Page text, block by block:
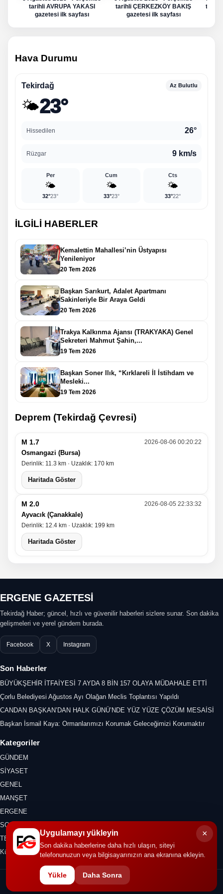
tarihli AVRUPA YAKASI
gazetesi ilk sayfası
tarihli ÇERKEZKÖY BAKIŞ
gazetesi ilk sayfası
tarihli
Hava Durumu
Tekirdağ Az Bulutlu
🌤️23°
Hissedilen 26°
Rüzgar 9 km/s
Per
🌤️
32°23°
Cum
🌤️
33°23°
Cts
🌤️
33°22°
İLGİLİ HABERLER
Kemalettin Mahallesi’nin Üstyapısı
Yenileniyor
20 Tem 2026
Başkan Sarıkurt, Adalet Apartmanı
Sakinleriyle Bir Araya Geldi
20 Tem 2026
Trakya Kalkınma Ajansı (TRAKYAKA) Genel
Sekreteri Mahmut Şahin,...
19 Tem 2026
Başkan Soner Ilık, “Kırklareli İl İstihdam ve
Mesleki...
19 Tem 2026
Deprem (Tekirdağ Çevresi)
M 1.7 2026-08-06 00:20:22
Osmangazi (Bursa)
Derinlik: 11.3 km · Uzaklık: 170 km
Haritada Göster
M 2.0 2026-08-05 22:33:32
Ayvacık (Çanakkale)
Derinlik: 12.4 km · Uzaklık: 199 km
Haritada Göster
ERGENE GAZETESİ
Tekirdağ Haber; güncel, hızlı ve güvenilir haberleri sizlere sunar. Son dakika
gelişmeleri ve yerel gündem burada.
Facebook X Instagram
Son Haberler
BÜYÜKŞEHİR İTFAİYESİ 7 AYDA 8 BİN 157 OLAYA MÜDAHALE ETTİ
Çorlu Belediyesi Ağustos Ayı Olağan Meclis Toplantısı Yapıldı
CANDAN BAŞKAN’DAN HALK GÜNÜ’NDE YÜZ YÜZE ÇÖZÜM MESAİSİ
Başkan İsmail Kaya: Ormanlarımızı Korumak Geleceğimizi Korumaktır
Kategoriler
GÜNDEM
SİYASET
GENEL
MANŞET
ERGENE
SON DAKİKA
TEKİRDAĞ
Kültür Sanat
© 2026 ERGENE GAZETESİ. Tüm hakları saklıdır.
İletişim
Gizlilik
×
Uygulamayı yükleyin
Son dakika haberlerine daha hızlı ulaşın, siteyi
telefonunuzun veya bilgisayarınızın ana ekranına ekleyin.
Yükle Daha Sonra